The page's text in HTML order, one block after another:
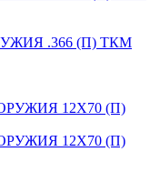
.366 (П) ТКМ